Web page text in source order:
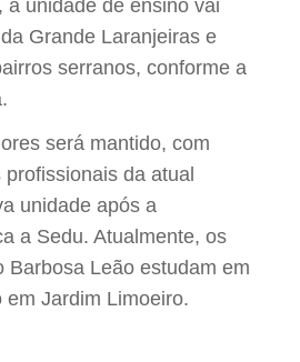
a unidade de ensino vai
Grande Laranjeiras e
serranos, conforme a
será mantido, com
da atual
unidade após a
a Sedu. Atualmente, os
Barbosa Leão estudam em
Jardim Limoeiro.